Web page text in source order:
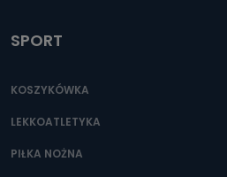
SPORT
KOSZYKÓWKA
LEKKOATLETYKA
PIŁKA NOŻNA